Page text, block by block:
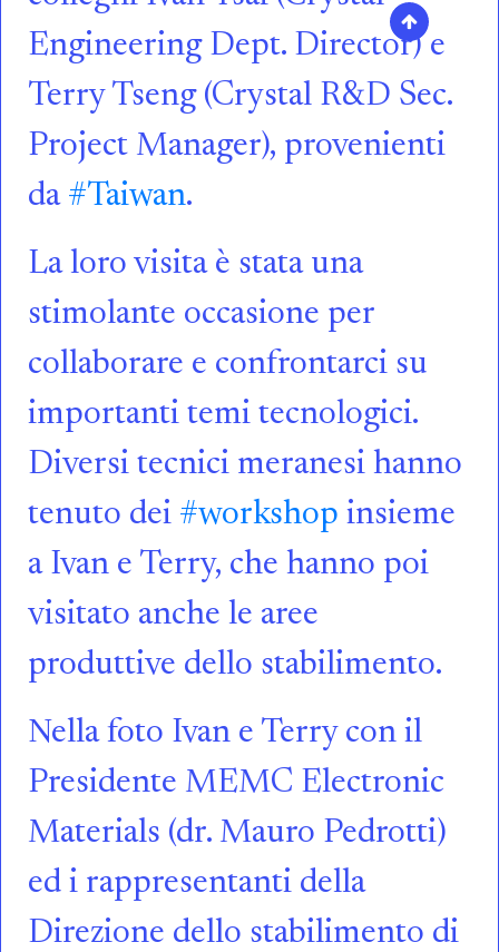
Engineering Dept. Director) e
Terry Tseng (Crystal R&D Sec.
Project Manager), provenienti
da #Taiwan.
La loro visita è stata una
stimolante occasione per
collaborare e confrontarci su
importanti temi tecnologici.
Diversi tecnici meranesi hanno
tenuto dei #workshop insieme
a Ivan e Terry, che hanno poi
visitato anche le aree
produttive dello stabilimento.
Nella foto Ivan e Terry con il
Presidente MEMC Electronic
Materials (dr. Mauro Pedrotti)
ed i rappresentanti della
Direzione dello stabilimento di